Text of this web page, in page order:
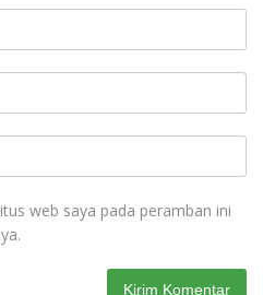
web saya pada peramban ini